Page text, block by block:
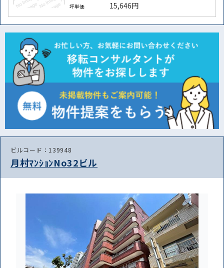
坪単価 15,646円
ビルコード：139948
月村ﾏﾝｼｮﾝNo32ビル